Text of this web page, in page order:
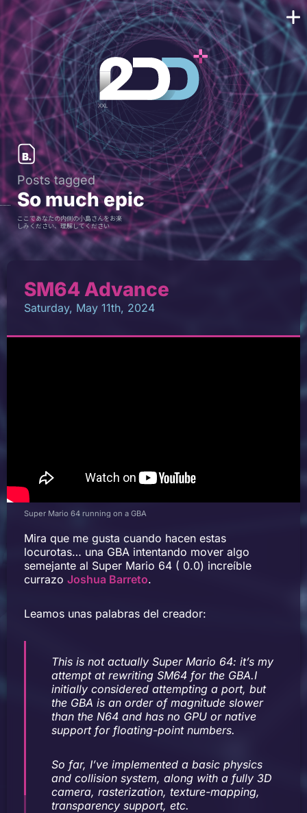
Posts tagged
So much epic
ここであなたの内側の小島さんをお楽
しみください、理解してください
SM64 Advance
Saturday, May 11th, 2024
Super Mario 64 running on a GBA
Mira que me gusta cuando hacen estas
locurotas… una GBA intentando mover algo
semejante al Super Mario 64 ( 0.0) increíble
currazo Joshua Barreto.
Leamos unas palabras del creador:
This is not actually Super Mario 64: it’s my
attempt at rewriting SM64 for the GBA.I
initially considered attempting a port, but
the GBA is an order of magnitude slower
than the N64 and has no GPU or native
support for floating-point numbers.
So far, I’ve implemented a basic physics
and collision system, along with a fully 3D
camera, rasterization, texture-mapping,
transparency support, etc.